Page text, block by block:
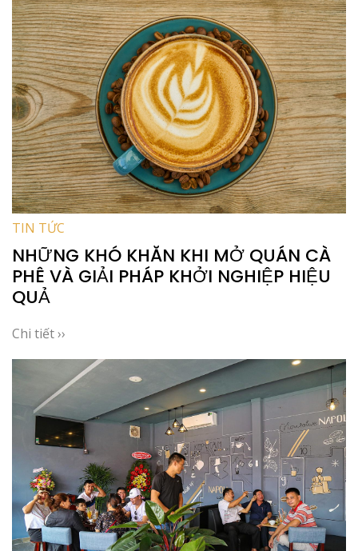
TIN TỨC
NHỮNG KHÓ KHĂN KHI MỞ QUÁN CÀ
PHÊ VÀ GIẢI PHÁP KHỞI NGHIỆP HIỆU
QUẢ
Chi tiết ››